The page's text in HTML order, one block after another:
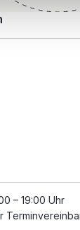
– 19:00 Uhr